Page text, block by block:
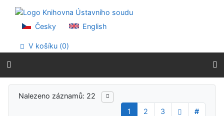
Přejít na menu
Prohlášení o webové přístupnosti
Česky English
V košíku (0)
Výsledky vyhledávání
Nalezeno záznamů: 22
1
2 3
#